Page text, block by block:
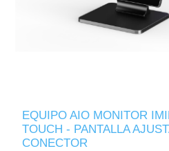
EQUIPO AIO MONITOR
TOUCH - PANTALLA
CONECTOR